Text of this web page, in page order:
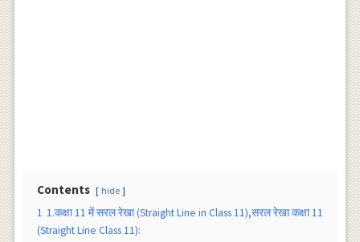
Contents hide
1 1.कक्षा 11 में सरल रेखा (Straight Line in Class 11),सरल रेखा कक्षा 11
(Straight Line Class 11):